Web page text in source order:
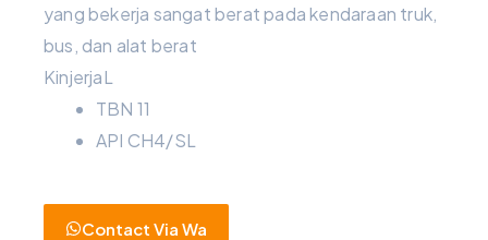
yang bekerja sangat berat pada kendaraan truk,
bus, dan alat berat
KinjerjaL
TBN 11
API CH4/SL
Contact Via Wa